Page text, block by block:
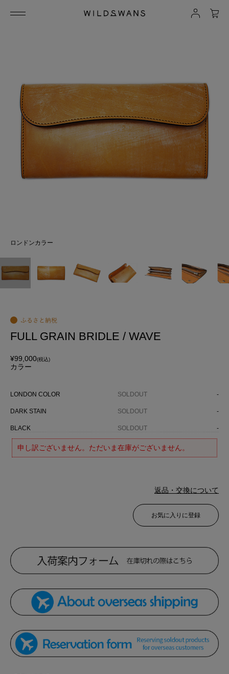
ロンドンカラー
FULL GRAIN BRIDLE / WAVE
¥99,000(税込)
カラー
LONDON COLOR SOLDOUT -
DARK STAIN SOLDOUT -
BLACK SOLDOUT -
申し訳ございません。ただいま在庫がございません。
返品・交換について
お気に入りに登録